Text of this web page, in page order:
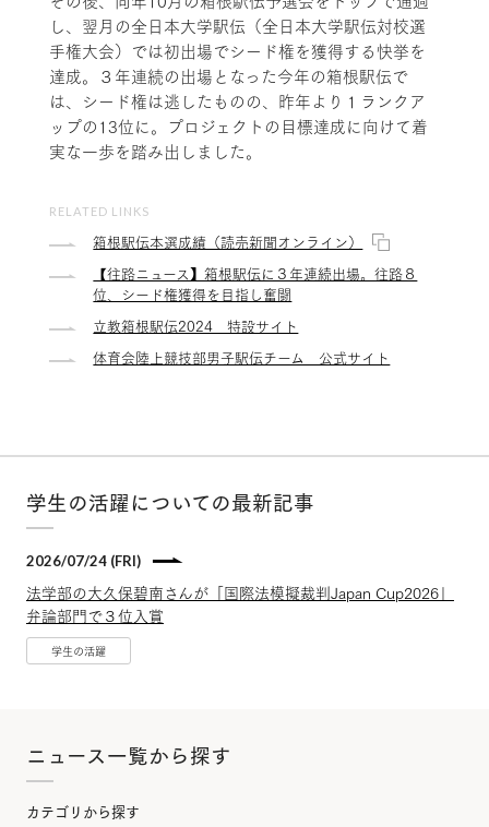
し、翌月の全日本大学駅伝（全日本大学駅伝対校選
手権大会）では初出場でシード権を獲得する快挙を
達成。３年連続の出場となった今年の箱根駅伝で
は、シード権は逃したものの、昨年より１ランクア
ップの13位に。プロジェクトの目標達成に向けて着
実な一歩を踏み出しました。
RELATED LINKS
箱根駅伝本選成績（読売新聞オンライン）
【往路ニュース】箱根駅伝に３年連続出場。往路８
位、シード権獲得を目指し奮闘
立教箱根駅伝2024 特設サイト
体育会陸上競技部男子駅伝チーム 公式サイト
学生の活躍についての最新記事
2026/07/24 (FRI)
法学部の大久保碧南さんが「国際法模擬裁判Japan Cup2026」
弁論部門で３位入賞
学生の活躍
ニュース一覧から探す
カテゴリから探す